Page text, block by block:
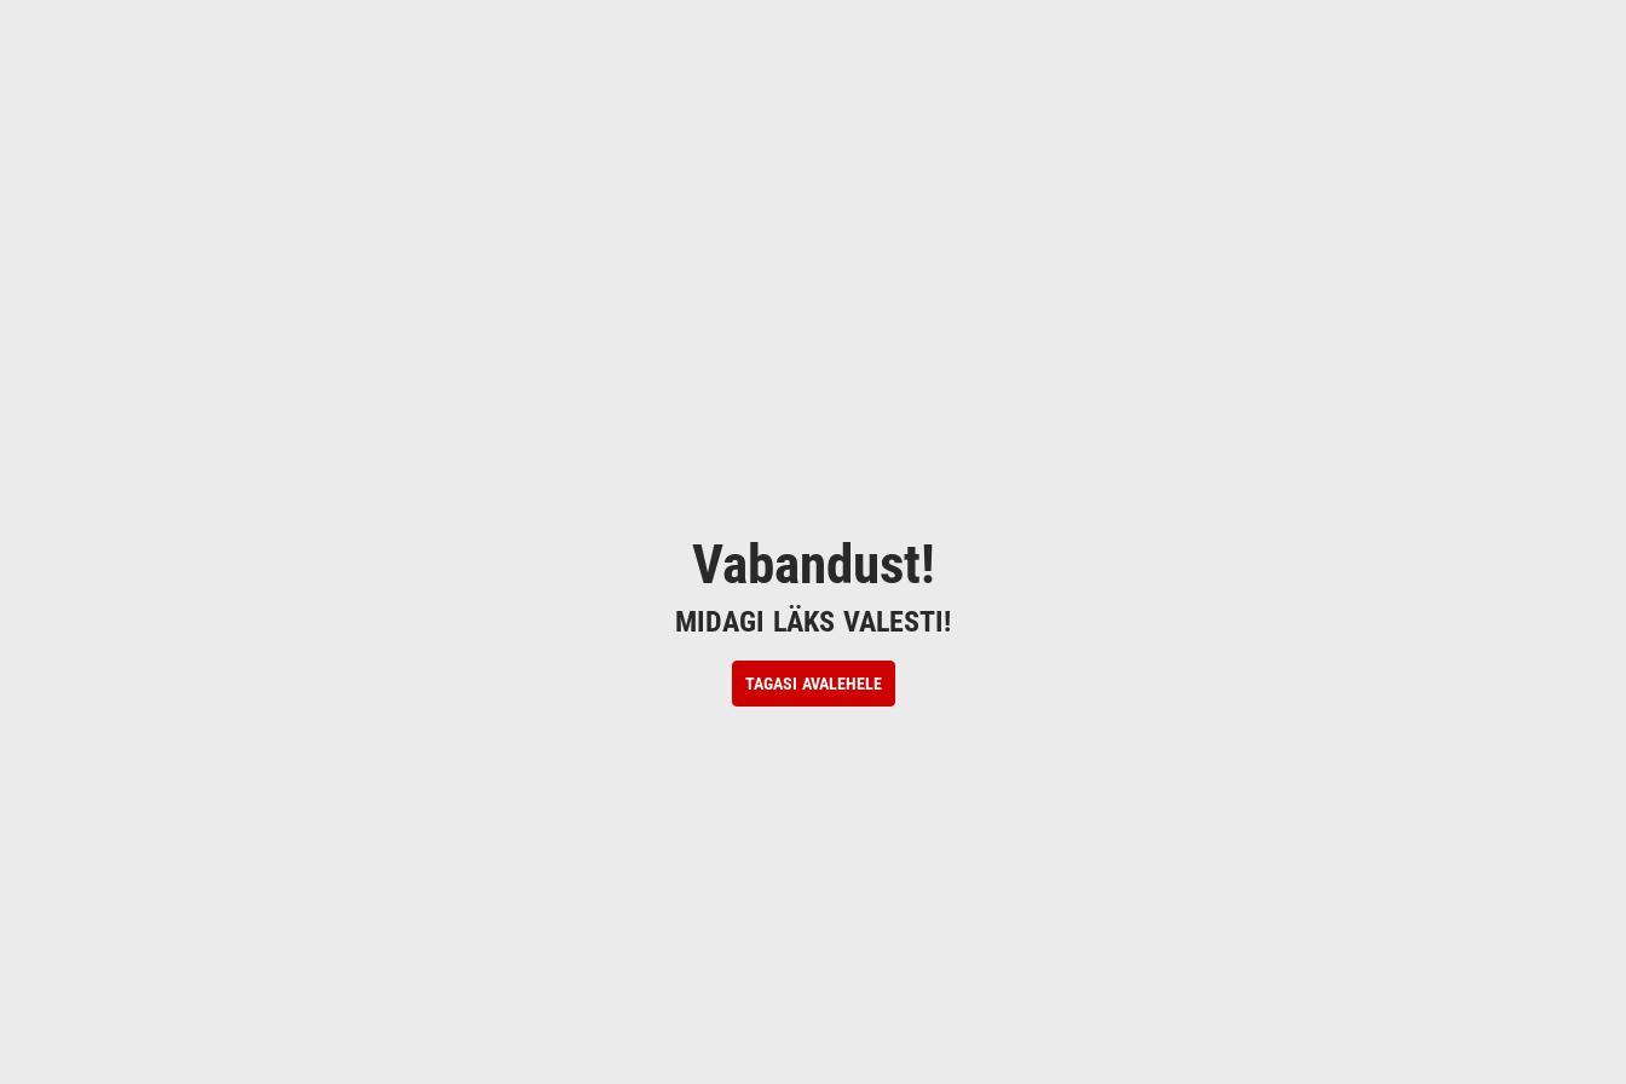
Vabandust!
MIDAGI LÄKS VALESTI!
TAGASI AVALEHELE